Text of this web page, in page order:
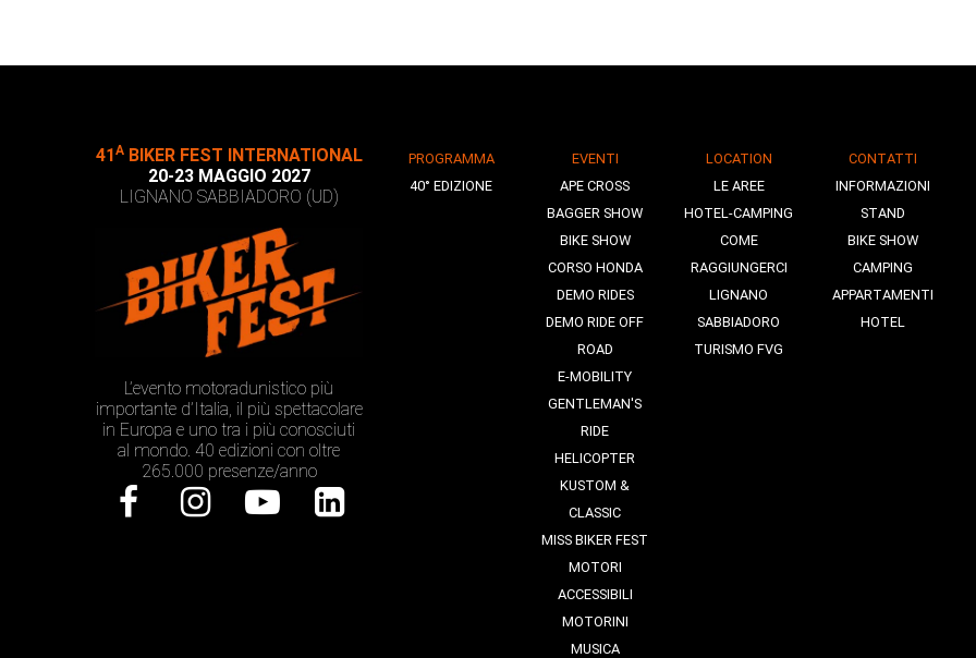
41ABIKER FEST INTERNATIONAL
20-23 MAGGIO 2027
LIGNANO SABBIADORO (UD)
L’evento motoradunistico più
importante d’Italia, il più spettacolare
in Europa e uno tra i più conosciuti
al mondo. 40 edizioni con oltre
265.000 presenze/anno
PROGRAMMA
40° EDIZIONE
EVENTI
APE CROSS
BAGGER SHOW
BIKE SHOW
CORSO HONDA
DEMO RIDES
DEMO RIDE OFF
ROAD
E-MOBILITY
GENTLEMAN'S
RIDE
HELICOPTER
KUSTOM &
CLASSIC
MISS BIKER FEST
MOTORI
ACCESSIBILI
MOTORINI
MUSICA
LOCATION
LE AREE
HOTEL-CAMPING
COME
RAGGIUNGERCI
LIGNANO
SABBIADORO
TURISMO FVG
CONTATTI
INFORMAZIONI
STAND
BIKE SHOW
CAMPING
APPARTAMENTI
HOTEL